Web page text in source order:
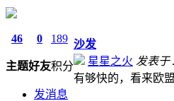
46
主题
0
好友
189
积分
发消息
沙发
星星之火 发表于
有够快的，看来欧